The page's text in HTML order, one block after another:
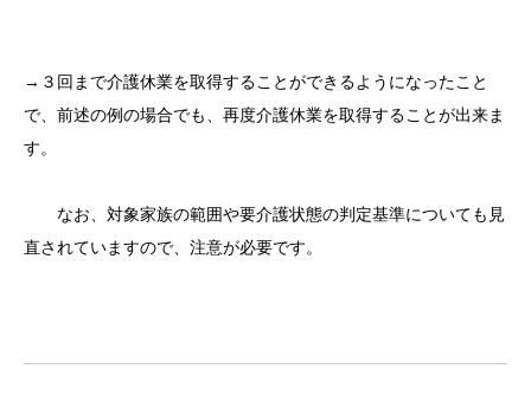
→３回まで介護休業を取得することができるようになったこと
で、前述の例の場合でも、再度介護休業を取得することが出来ま
す。
なお、対象家族の範囲や要介護状態の判定基準についても見
直されていますので、注意が必要です。